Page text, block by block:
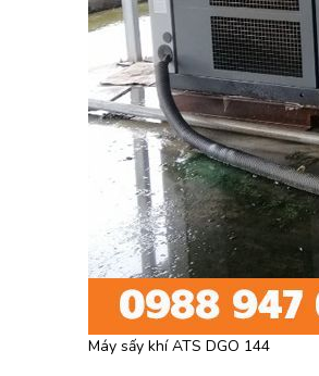
Máy sấy khí ATS DGO 144